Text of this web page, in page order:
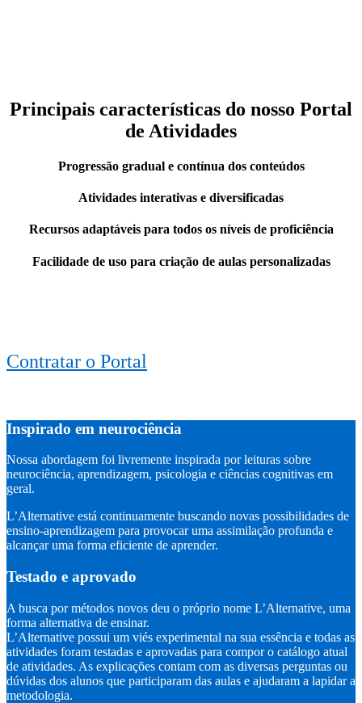
Principais características do nosso Portal
de Atividades
Progressão gradual e contínua dos conteúdos
Atividades interativas e diversificadas
Recursos adaptáveis para todos os níveis de proficiência
Facilidade de uso para criação de aulas personalizadas
Contratar o Portal
Inspirado em neurociência
Nossa abordagem foi livremente inspirada por leituras sobre
neurociência, aprendizagem, psicologia e ciências cognitivas em
geral.
L’Alternative está continuamente buscando novas possibilidades de
ensino-aprendizagem para provocar uma assimilação profunda e
alcançar uma forma eficiente de aprender.
Testado e aprovado
A busca por métodos novos deu o próprio nome L’Alternative, uma
forma alternativa de ensinar.
L’Alternative possui um viés experimental na sua essência e todas as
atividades foram testadas e aprovadas para compor o catálogo atual
de atividades. As explicações contam com as diversas perguntas ou
dúvidas dos alunos que participaram das aulas e ajudaram a lapidar a
metodologia.